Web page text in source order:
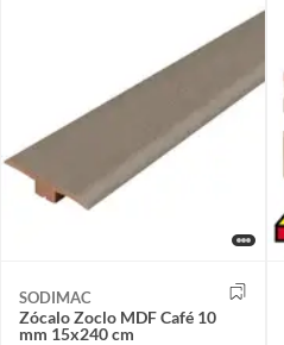
SODIMAC
Zócalo Zoclo MDF Café 10
mm 15x240 cm